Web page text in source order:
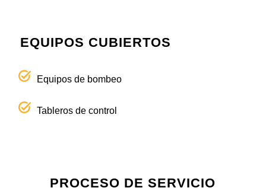
EQUIPOS CUBIERTOS
Equipos de bombeo
Tableros de control
PROCESO DE SERVICIO